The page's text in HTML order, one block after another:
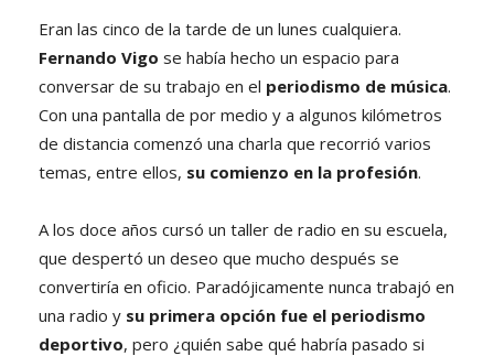
Eran las cinco de la tarde de un lunes cualquiera.
Fernando Vigo se había hecho un espacio para
conversar de su trabajo en el periodismo de música.
Con una pantalla de por medio y a algunos kilómetros
de distancia comenzó una charla que recorrió varios
temas, entre ellos, su comienzo en la profesión.
A los doce años cursó un taller de radio en su escuela,
que despertó un deseo que mucho después se
convertiría en oficio. Paradójicamente nunca trabajó en
una radio y su primera opción fue el periodismo
deportivo, pero ¿quién sabe qué habría pasado si